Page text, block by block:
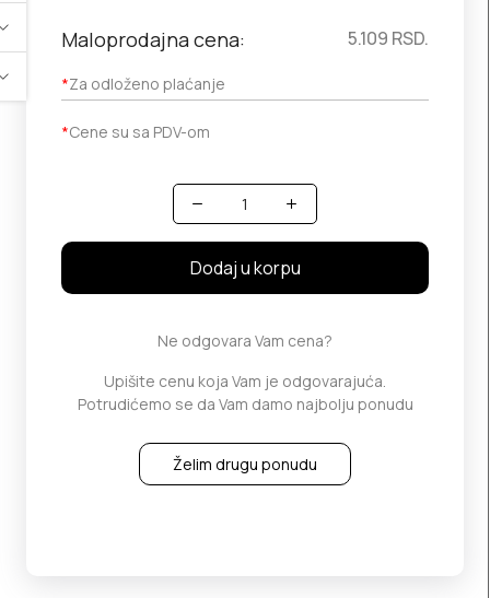
Maloprodajna cena:
*Za odloženo plaćanje
5.109 RSD.
*Cene su sa PDV-om
Količina
Dodaj u korpu
Ne odgovara Vam cena?
Upišite cenu koja Vam je odgovarajuća.
Potrudićemo se da Vam damo najbolju ponudu
Želim drugu ponudu